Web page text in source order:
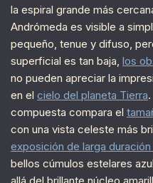
la espiral grande más
Andrómeda es visible a
pequeño, tenue y difuso,
superficial es tan baja, los
no pueden apreciar la
en el cielo del planeta Tierra
compuesta compara el
con una vista celeste más
exposición de larga
bellos cúmulos estelares